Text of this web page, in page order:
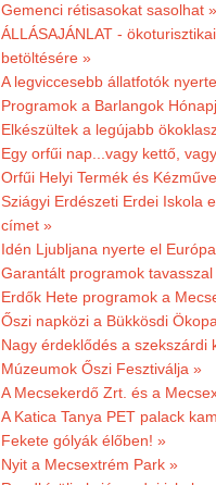
Gemenci rétisasokat sasolhat »
ÁLLÁSAJÁNLAT -
betöltésére »
A legviccesebb állatfotók
Programok a Barlangok
Elkészültek a legújabb
Egy orfűi nap...vagy kettő,
Orfűi Helyi Termék és
Sziágyi Erdészeti Erdei Iskola
címet »
Idén Ljubljana nyerte el
Garantált programok tavasszal
Erdők Hete programok a
Őszi napközi a Bükkösdi
Nagy érdeklődés a szekszárdi
Múzeumok Őszi Fesztiválja »
A Mecsekerdő Zrt. és a
A Katica Tanya PET palack
Fekete gólyák élőben! »
Nyit a Mecsextrém Park »